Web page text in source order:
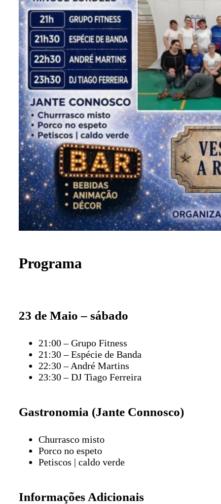
Programa
23 de Maio – sábado
21:00 – Grupo Fitness
21:30 – Espécie de Banda
22:30 – André Martins
23:30 – DJ Tiago Ferreira
Gastronomia (Jante Connosco)
Churrasco misto
Porco no espeto
Petiscos | caldo verde
Informações Adicionais